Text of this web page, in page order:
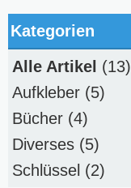
Kategorien
Alle Artikel (13)
Aufkleber (5)
Bücher (4)
Diverses (5)
Schlüssel (2)